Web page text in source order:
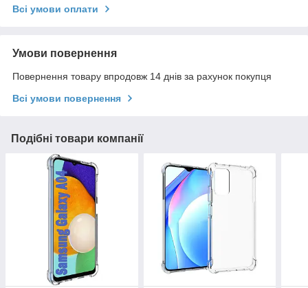
Всі умови оплати
Умови повернення
Повернення товару впродовж 14 днів за рахунок покупця
Всі умови повернення
Подібні товари компанії